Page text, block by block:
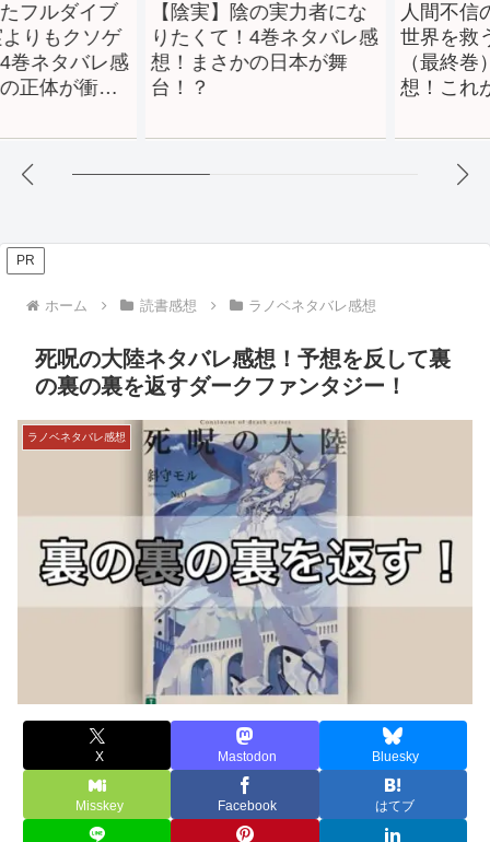
ルダイブ
もクソゲ
ネタバレ感
体が衝撃
【陰実】陰の実力者にな
りたくて！4巻ネタバレ感
想！まさかの日本が舞
台！？
人間不信の
世界を救う
（最終巻）
想！これが
PR
ホーム 読書感想 ラノベネタバレ感想
死呪の大陸ネタバレ感想！予想を反して裏
の裏の裏を返すダークファンタジー！
ラノベネタバレ感想
X Mastodon Bluesky
Misskey Facebook はてブ